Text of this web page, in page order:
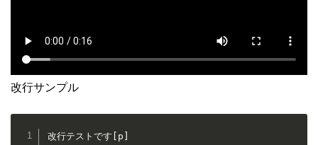
改行サンプル
改行テストです[p]